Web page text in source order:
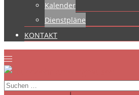
Kalender
Dienstpläne
KONTAKT
Suchen